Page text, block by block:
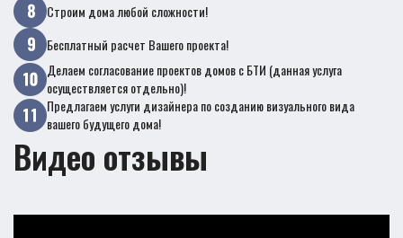
Строим дома любой сложности!
Бесплатный расчет Вашего проекта!
Делаем согласование проектов домов с БТИ (данная услуга
осуществляется отдельно)!
Предлагаем услуги дизайнера по созданию визуального вида
вашего будущего дома!
Видео отзывы